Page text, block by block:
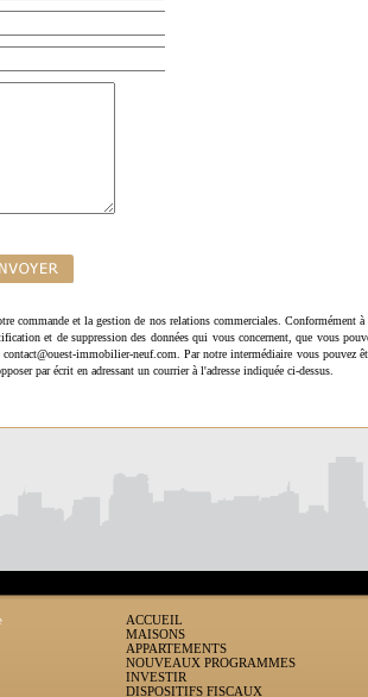
commande et la gestion de nos relations commerciales. Conformément à
et de suppression des données qui vous concernent, que vous
immobilier-neuf.com. Par notre intermédiaire vous pouvez
par écrit en adressant un courrier à l'adresse indiquée ci-dessus.
ACCUEIL
MAISONS
APPARTEMENTS
NOUVEAUX PROGRAMMES
INVESTIR
DISPOSITIFS FISCAUX